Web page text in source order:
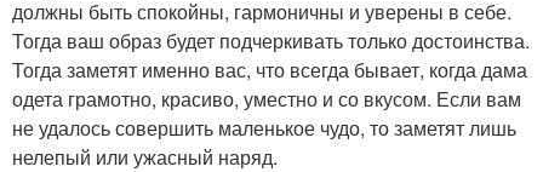
должны быть спокойны, гармоничны и уверены в себе.
Тогда ваш образ будет подчеркивать только достоинства.
Тогда заметят именно вас, что всегда бывает, когда дама
одета грамотно, красиво, уместно и со вкусом. Если вам
не удалось совершить маленькое чудо, то заметят лишь
нелепый или ужасный наряд.